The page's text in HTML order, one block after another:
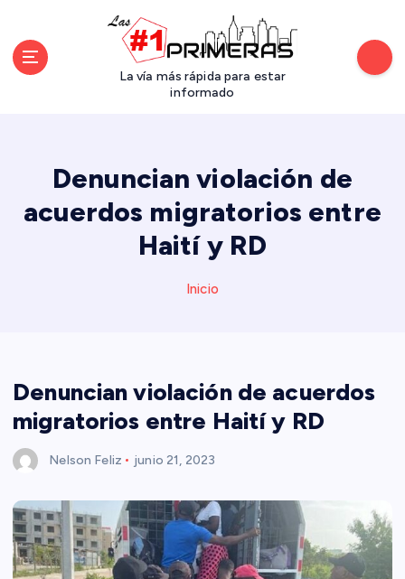
La vía más rápida para estar
informado
Denuncian violación de
acuerdos migratorios entre
Haití y RD
Inicio
Denuncian violación de acuerdos
migratorios entre Haití y RD
Nelson Feliz junio 21, 2023